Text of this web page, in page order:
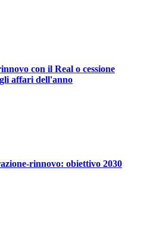
con il Real o cessione
affari dell'anno
rinnovo: obiettivo 2030